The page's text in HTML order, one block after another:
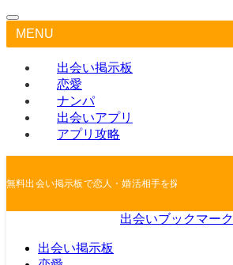
MENU
出会い掲示板
恋愛
ナンパ
出会いアプリ
アプリ攻略
無料出会い掲示板で恋人・婚活相手を探しちゃおう
出会いブックマーク
出会い掲示板